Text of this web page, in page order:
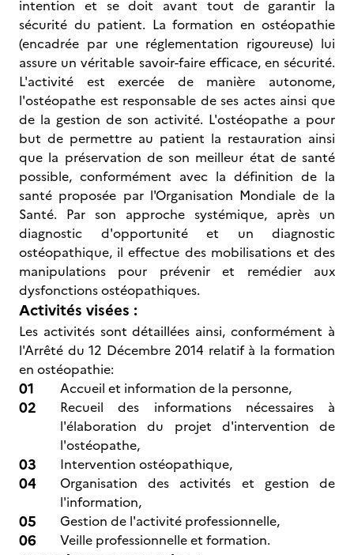
intention et se doit avant tout de garantir la
sécurité du patient. La formation en ostéopathie
(encadrée par une réglementation rigoureuse) lui
assure un véritable savoir-faire efficace, en sécurité.
L'activité est exercée de manière autonome,
l'ostéopathe est responsable de ses actes ainsi que
de la gestion de son activité. L'ostéopathe a pour
but de permettre au patient la restauration ainsi
que la préservation de son meilleur état de santé
possible, conformément avec la définition de la
santé proposée par l'Organisation Mondiale de la
Santé. Par son approche systémique, après un
diagnostic d'opportunité et un diagnostic
ostéopathique, il effectue des mobilisations et des
manipulations pour prévenir et remédier aux
dysfonctions ostéopathiques.
Activités visées :
Les activités sont détaillées ainsi, conformément à
l'Arrêté du 12 Décembre 2014 relatif à la formation
en ostéopathie:
Accueil et information de la personne,
Recueil des informations nécessaires à
l'élaboration du projet d'intervention de
l'ostéopathe,
Intervention ostéopathique,
Organisation des activités et gestion de
l'information,
Gestion de l'activité professionnelle,
Veille professionnelle et formation.